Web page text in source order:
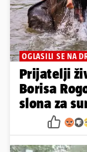
OGLASILI SE NA
Prijatelji
Borisa
slona za